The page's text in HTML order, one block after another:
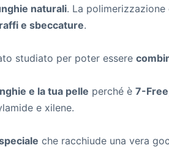
naturali. La
e sbeccature.
studiato per poter essere
e la tua pelle perché è 7-Free
e xilene.
che racchiude una vera